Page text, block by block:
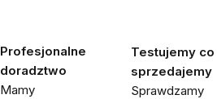
Profesjonalne
doradztwo
Mamy
Testujemy co
sprzedajemy
Sprawdzamy